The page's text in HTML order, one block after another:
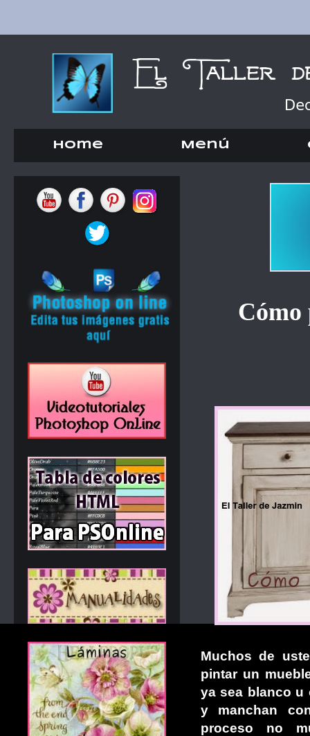
Home Menú
Cómo
Muchos de
pintar un
ya sea blanco u
y manchan
proceso no